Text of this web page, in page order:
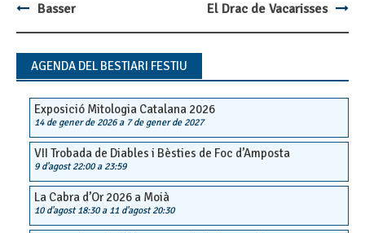
Post
navigation
Basser El Drac de Vacarisses
AGENDA DEL BESTIARI FESTIU
Exposició Mitologia Catalana 2026
14 de gener de 2026a 7 de gener de 2027
VII Trobada de Diables i Bèsties de Foc d’Amposta
9 d'agost 22:00a 23:59
La Cabra d’Or 2026 a Moià
10 d'agost 18:30a 11 d'agost 20:30